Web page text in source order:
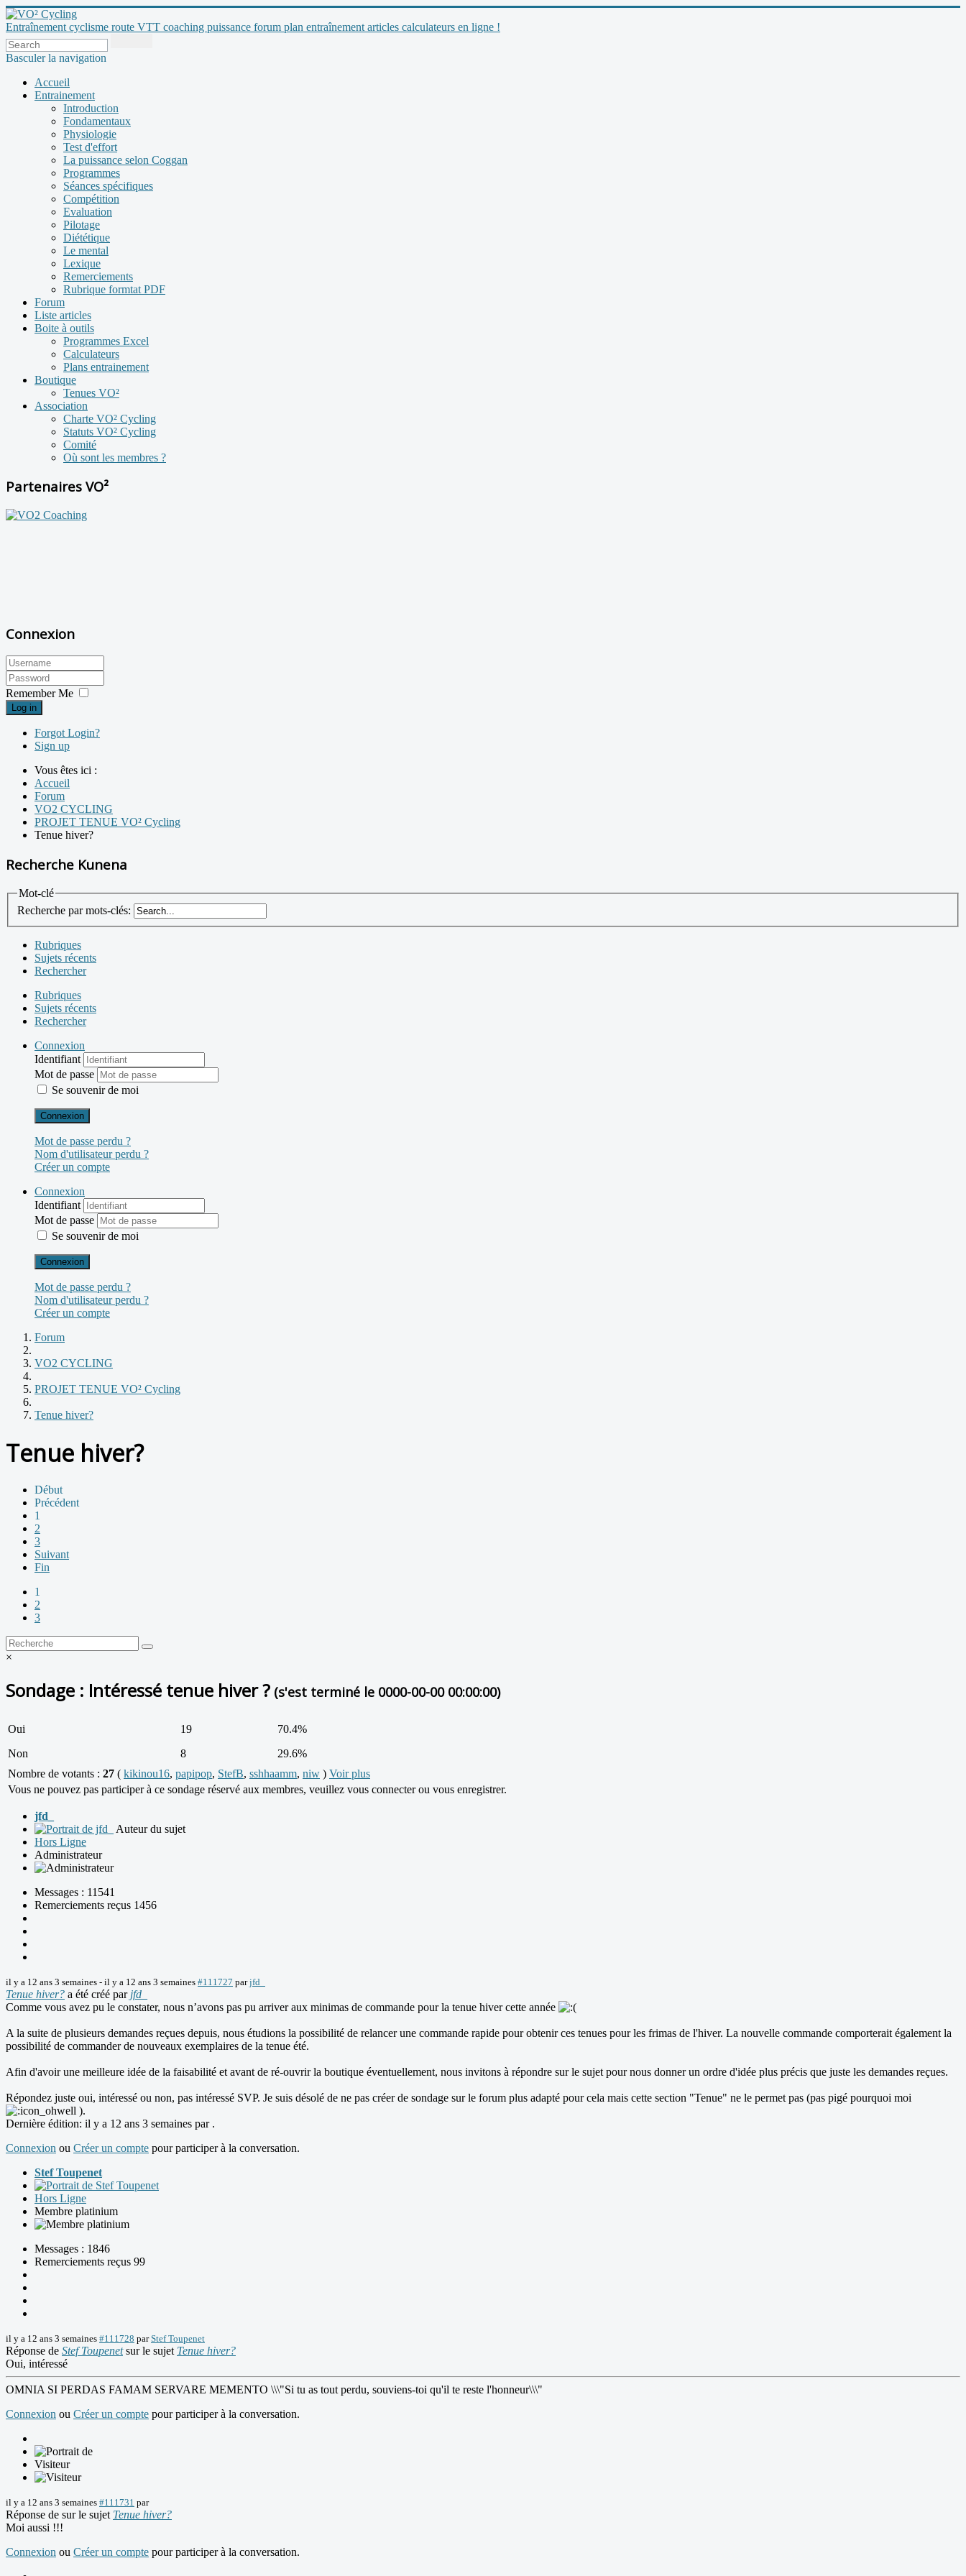
Entraînement cyclisme route VTT coaching puissance forum plan entraînement articles calculateurs en ligne !
Basculer la navigation
Accueil
Entrainement
Introduction
Fondamentaux
Physiologie
Test d'effort
La puissance selon Coggan
Programmes
Séances spécifiques
Compétition
Evaluation
Pilotage
Diététique
Le mental
Lexique
Remerciements
Rubrique formtat PDF
Forum
Liste articles
Boite à outils
Programmes Excel
Calculateurs
Plans entrainement
Boutique
Tenues VO²
Association
Charte VO² Cycling
Statuts VO² Cycling
Comité
Où sont les membres ?
Partenaires VO²
Connexion
Remember Me
Log in
Forgot Login?
Sign up
Vous êtes ici :
Accueil
Forum
VO2 CYCLING
PROJET TENUE VO² Cycling
Tenue hiver?
Recherche Kunena
Mot-clé
Recherche par mots-clés:
Rubriques
Sujets récents
Rechercher
Rubriques
Sujets récents
Rechercher
Connexion
Identifiant
Mot de passe
Se souvenir de moi
Connexion
Mot de passe perdu ?
Nom d'utilisateur perdu ?
Créer un compte
Connexion
Identifiant
Mot de passe
Se souvenir de moi
Connexion
Mot de passe perdu ?
Nom d'utilisateur perdu ?
Créer un compte
Forum
VO2 CYCLING
PROJET TENUE VO² Cycling
Tenue hiver?
Tenue hiver?
Début
Précédent
1
2
3
Suivant
Fin
1
2
3
×
Sondage : Intéressé tenue hiver ? (s'est terminé le 0000-00-00 00:00:00)
Oui 19
70.4%
Non
8
29.6%
Nombre de votants : 27 ( kikinou16, papipop, StefB, sshhaamm, niw ) Voir plus
Vous ne pouvez pas participer à ce sondage réservé aux membres, veuillez vous connecter ou vous enregistrer.
jfd_
Auteur du sujet
Hors Ligne
Administrateur
Messages : 11541
Remerciements reçus 1456
il y a 12 ans 3 semaines - il y a 12 ans 3 semaines #111727 parjfd_
Tenue hiver? a été créé par jfd_
Comme vous avez pu le constater, nous n’avons pas pu arriver aux minimas de commande pour la tenue hiver cette année
A la suite de plusieurs demandes reçues depuis, nous étudions la possibilité de relancer une commande rapide pour obtenir ces tenues pour les frimas de l'hiver. La nouvelle commande comporterait également la
possibilité de commander de nouveaux exemplaires de la tenue été.
Afin d'avoir une meilleure idée de la faisabilité et avant de ré-ouvrir la boutique éventuellement, nous invitons à répondre sur le sujet pour nous donner un ordre d'idée plus précis que juste les demandes reçues.
Répondez juste oui, intéressé ou non, pas intéressé SVP. Je suis désolé de ne pas créer de sondage sur le forum plus adapté pour cela mais cette section "Tenue" ne le permet pas (pas pigé pourquoi moi
).
Dernière édition: il y a 12 ans 3 semaines par .
Connexion ou Créer un compte pour participer à la conversation.
Stef Toupenet
Hors Ligne
Membre platinium
Messages : 1846
Remerciements reçus 99
il y a 12 ans 3 semaines #111728 parStef Toupenet
Réponse de Stef Toupenetsur le sujet Tenue hiver?
Oui, intéressé
OMNIA SI PERDAS FAMAM SERVARE MEMENTO \\\"Si tu as tout perdu, souviens-toi qu'il te reste l'honneur\\\"
Connexion ou Créer un compte pour participer à la conversation.
Visiteur
il y a 12 ans 3 semaines #111731 par
Réponse de sur le sujet Tenue hiver?
Moi aussi !!!
Connexion ou Créer un compte pour participer à la conversation.